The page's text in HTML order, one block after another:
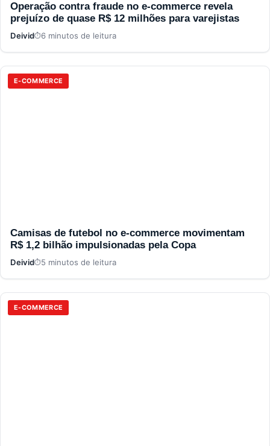
Operação contra fraude no e-commerce revela
prejuízo de quase R$ 12 milhões para varejistas
Deivid 6 minutos de leitura
E-COMMERCE
Camisas de futebol no e-commerce movimentam
R$ 1,2 bilhão impulsionadas pela Copa
Deivid 5 minutos de leitura
E-COMMERCE